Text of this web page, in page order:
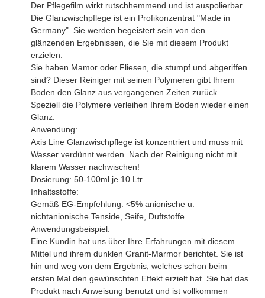
Der Pflegefilm wirkt rutschhemmend und ist auspolierbar.
Die Glanzwischpflege ist ein Profikonzentrat "Made in
Germany". Sie werden begeistert sein von den
glänzenden Ergebnissen, die Sie mit diesem Produkt
erzielen.
Sie haben Mamor oder Fliesen, die stumpf und abgeriffen
sind? Dieser Reiniger mit seinen Polymeren gibt Ihrem
Boden den Glanz aus vergangenen Zeiten zurück.
Speziell die Polymere verleihen Ihrem Boden wieder einen
Glanz.
Anwendung:
Axis Line Glanzwischpflege ist konzentriert und muss mit
Wasser verdünnt werden. Nach der Reinigung nicht mit
klarem Wasser nachwischen!
Dosierung: 50-100ml je 10 Ltr.
Inhaltsstoffe:
Gemäß EG-Empfehlung: <5% anionische u.
nichtanionische Tenside, Seife, Duftstoffe.
Anwendungsbeispiel:
Eine Kundin hat uns über Ihre Erfahrungen mit diesem
Mittel und ihrem dunklen Granit-Marmor berichtet. Sie ist
hin und weg von dem Ergebnis, welches schon beim
ersten Mal den gewünschten Effekt erzielt hat. Sie hat das
Produkt nach Anweisung benutzt und ist vollkommen